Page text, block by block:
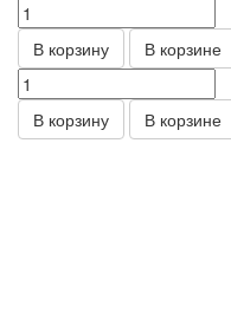
В корзину В корзине
В корзину В корзине